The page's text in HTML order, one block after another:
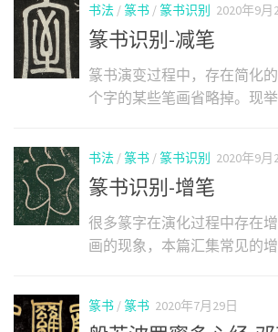
书法 / 篆书 / 篆书识别 2020年9月
篆书识别-减笔
篆书演变过程中，存在简化
个字的某些笔画省略掉。现举...
书法 / 篆书 / 篆书识别 2020年9月
篆书识别-增笔
很多篆字在演化过程中存在
画的现象，本篇汇集常见的增
篆书 / 篆书 2020年7月29日